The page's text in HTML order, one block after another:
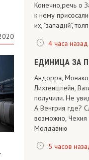
Конечно,речь о
к нему
их, "западнй",
4 часа назад
ЕДИНИЦА ЗА
Андорра,
Лихтенштейн,
получили. Не
А Венгрия где?
возможно, Чехия
Молдавию
5 часов